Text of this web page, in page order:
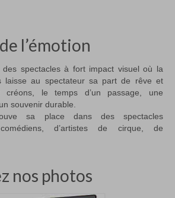
l’émotion
des spectacles à fort impact visuel où la
laisse au spectateur sa part de rêve et
créons, le temps d’un passage, une
souvenir durable.
sa place dans des spectacles
d’artistes de cirque, de
nos photos